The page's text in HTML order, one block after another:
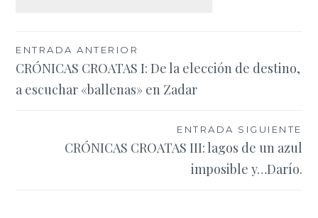
Navegación
de
ENTRADA ANTERIOR
CRÓNICAS CROATAS I: De la elección de destino,
a escuchar «ballenas» en Zadar
ENTRADA SIGUIENTE
CRÓNICAS CROATAS III: lagos de un azul
imposible y…Darío.